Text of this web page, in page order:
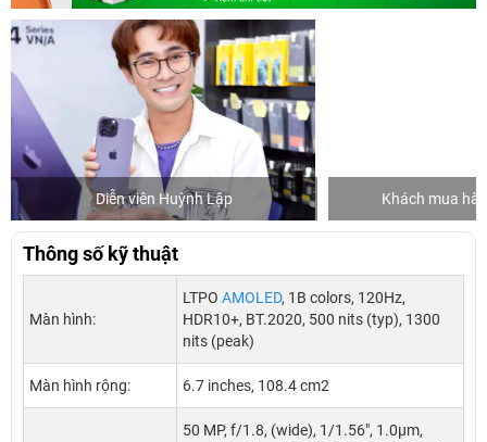
Diễn viên Huỳnh Lập Khách mua
Thông số kỹ thuật
Màn hình:
LTPO AMOLED, 1B colors, 120Hz,
HDR10+, BT.2020, 500 nits (typ), 1300
nits (peak)
Màn hình rộng: 6.7 inches, 108.4 cm2
50 MP, f/1.8, (wide), 1/1.56", 1.0µm,